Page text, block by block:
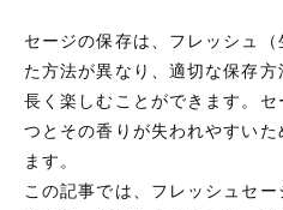
セージの保存は、フレッシュ
た方法が異なり、適切な保存
長く楽しむことができます。
つとその香りが失われやすい
ます。
この記事では、フレッシュセ